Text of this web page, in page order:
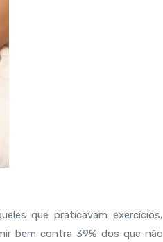
que praticavam exercícios,
bem contra 39% dos que não